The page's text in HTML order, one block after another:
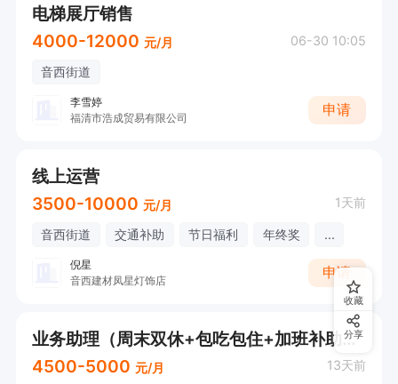
电梯展厅销售
4000-12000 元/月 06-30 10:05
音西街道
李雪婷
福清市浩成贸易有限公司
申请
线上运营
3500-10000 元/月 1天前
音西街道 交通补助 节日福利 年终奖 ...
倪星
音西建材凤星灯饰店
申请
业务助理（周末双休+包吃包住+加班补助+节日福利)
4500-5000 元/月 13天前
收藏
分享